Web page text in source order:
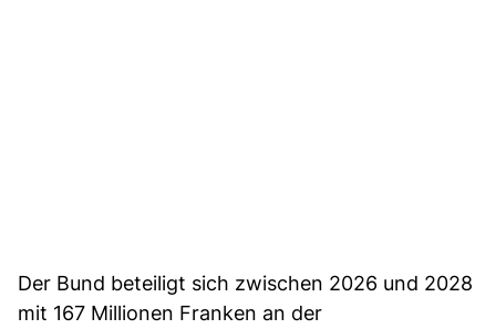
Der Bund beteiligt sich zwischen 2026 und 2028
mit 167 Millionen Franken an der